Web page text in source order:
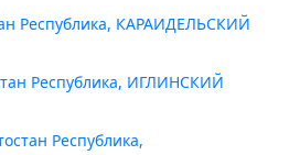
Республика, КАРАИДЕЛЬСКИЙ
Республика, ИГЛИНСКИЙ
Республика,